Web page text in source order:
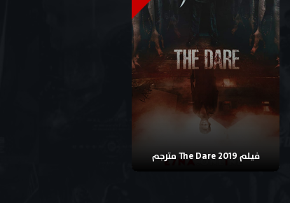
فيلم The Dare 2019 مترجم